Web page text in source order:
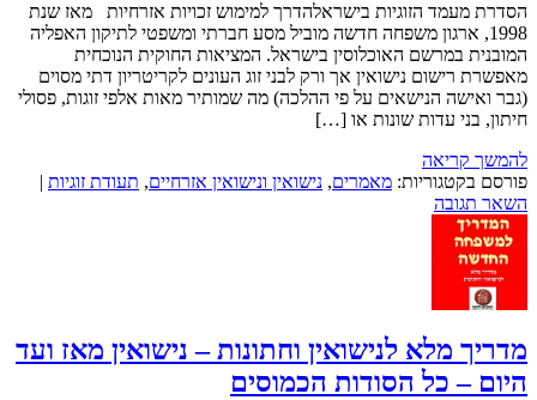
הסדרת מעמד הזוגיות בישראלהדרך למימוש זכויות אזרחיות מאז שנת
1998, ארגון משפחה חדשה מוביל מסע חברתי ומשפטי לתיקון האפליה
המובנית במרשם האוכלוסין בישראל. המציאות החוקית הנוכחית
מאפשרת רישום נישואין אך ורק לבני זוג העונים לקריטריון דתי מסוים
(גבר ואישה הנישאים על פי ההלכה) מה שמותיר מאות אלפי זוגות, פסולי
חיתון, בני עדות שונות או […]
להמשך קריאה
פורסם בקטגוריות: מאמרים, נישואין ונישואין אזרחיים, תעודת זוגיות |
השאר תגובה
מדריך מלא לנישואין וחתונות – נישואין מאז ועד
היום – כל הסודות הכמוסים